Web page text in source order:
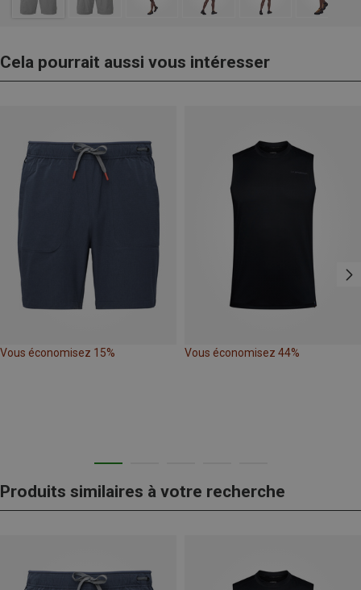
Cela pourrait aussi vous intéresser
Vous économisez 15% Vous économisez 44%
Produits similaires à votre recherche